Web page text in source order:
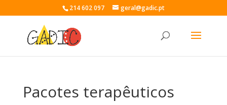
214 602 097 geral@gadic.pt
Pacotes terapêuticos